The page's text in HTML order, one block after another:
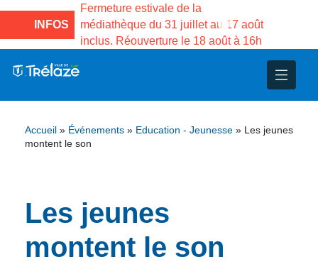
INFOS
la Maison des
de Gama du
Fermeture estivale de la
médiathèque du 31 juillet au 17 août
inclus. Réouverture le 18 août à 16h
Projets
– Jumelage
Accueil » Événements » Education - Jeunesse » Les jeunes
montent le son
Les jeunes
montent le son